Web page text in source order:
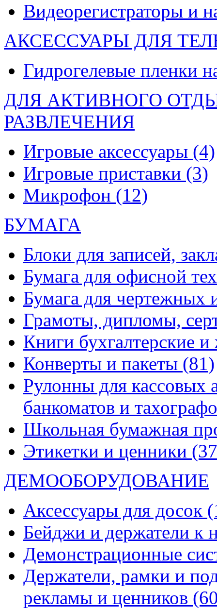
Видеорегистраторы и
АКСЕССУАРЫ ДЛЯ
Гидрогелевые пленки
ДЛЯ АКТИВНОГО
РАЗВЛЕЧЕНИЯ
Игровые аксессуары (4)
Игровые приставки (3)
Микрофон (12)
БУМАГА
Блоки для записей,
Бумага для офисной
Бумага для чертежных
Грамоты, дипломы,
Книги бухгалтерские
Конверты и пакеты (81)
Рулонны для кассовых
банкоматов и
Школьная бумажная
Этикетки и ценники
ДЕМООБОРУДОВАНИЕ
Аксессуары для досок
Бейджи и держатели к
Демонстрационные
Держатели, рамки и
рекламы и ценников